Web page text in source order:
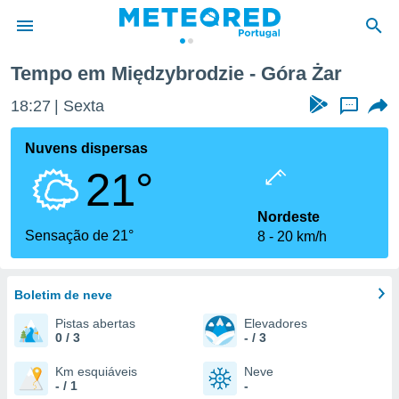
da
foi
fornecidas
a este
das
e
forma
digital
Tempo em Międzybrodzie - Góra Żar
18:27 Sexta ...
Nuvens dispersas
21°
Sensação de 21°
Nordeste
8
20 km/h
Boletim de neve
Pistas abertas
0 / 3
Elevadores
- / 3
Km esquiáveis
- / 1
Neve
-